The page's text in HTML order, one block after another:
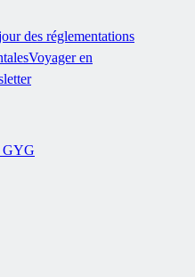
des réglementations
Voyager en
GYG